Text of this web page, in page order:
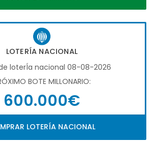
LOTERÍA NACIONAL
loterÍa nacional 08-08-2026
BOTE MILLONARIO:
600.000€
LOTERÍA NACIONAL